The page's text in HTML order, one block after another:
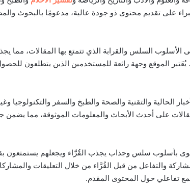
على تقديم محتوى ذو جودة عالية، مدعومًا بالبحوث
الأسلوب السلس والقرابة الذي تتمتع بها المقالات، مما
الموقع وجهة رائعة للمستخدمين الذين يتطلعون
الحالية والتقنية والصحة والطبخ والسفر والتكنولوجيا
على أحدث الأبحاث والمعلومات الموثوقة، مما يضمن
بأسلوب سلس وجذاب يجذب القُرَّاء ويجعلهم يستمتعون
والتفاعل من قبل القُرَّاء من خلال التعليقات
تفاعلي حول المحتوى المقدم.